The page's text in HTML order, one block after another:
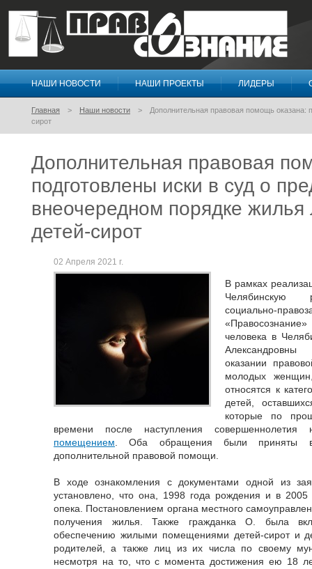
Правосознание
НАШИ НОВОСТИ НАШИ ПРОЕКТЫ ЛИДЕРЫ
Главная Наши новости
Дополнительная правовая помощь оказана:
сирот
Дополнительная правовая
подготовлены иски в суд о
внеочередном порядке
детей-сирот
02 Апреля 2021 г.
В рамках
Челябинскую
социально-
человека в
оказании
молодых
относятся к
детей,
которые по
времени после наступления
помещением . Оба обращения были приняты
дополнительной правовой помощи.
В ходе ознакомления с документами одной из
установлено, что она, 1998 года рождения и в
опека. Постановлением органа местного
получения жилья. Также гражданка О. была
обеспечению жилыми помещениями детей-сирот и
родителей, а также лиц из их числа по своему
несмотря на то, что с момента достижения ею 18